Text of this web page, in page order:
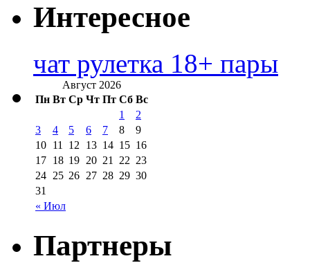
Интересное
чат рулетка 18+ пары
Август 2026
Пн Вт Ср Чт Пт Сб Вс
« Июл
1
2
3
4 5 6 7 8
9
10 11 12 13 14 15 16
17 18 19 20 21 22 23
24 25 26 27 28 29 30
31
Партнеры